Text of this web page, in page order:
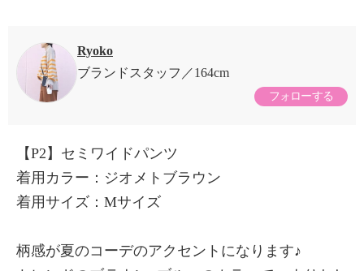
Ryoko
ブランドスタッフ
164cm
フォローする
【P2】セミワイドパンツ
着用カラー：ジオメトブラウン
着用サイズ：Mサイズ
柄感が夏のコーデのアクセントになります♪